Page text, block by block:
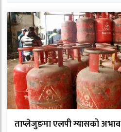
ताप्लेजुङमा एलपी ग्यासको अभाव